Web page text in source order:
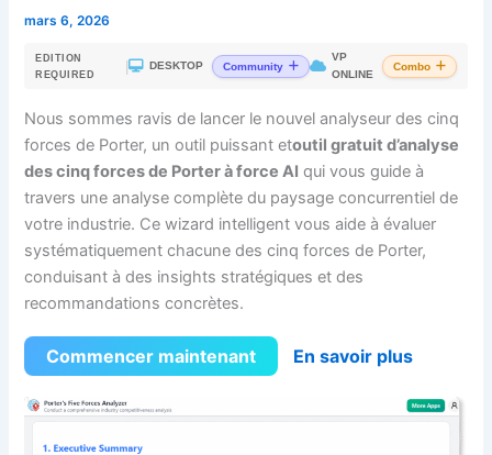
mars 6, 2026
EDITION
REQUIRED
DESKTOP Community
VP
ONLINE
Combo
Nous sommes ravis de lancer le nouvel analyseur des cinq
forces de Porter, un outil puissant etoutil gratuit d’analyse
des cinq forces de Porter à force AI qui vous guide à
travers une analyse complète du paysage concurrentiel de
votre industrie. Ce wizard intelligent vous aide à évaluer
systématiquement chacune des cinq forces de Porter,
conduisant à des insights stratégiques et des
recommandations concrètes.
Commencer maintenant En savoir plus